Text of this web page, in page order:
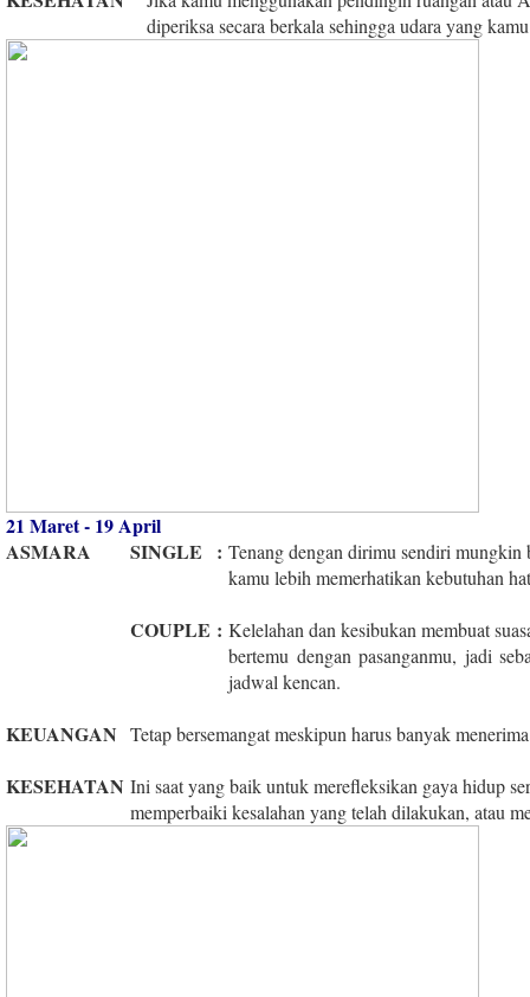
diperiksa secara berkala sehingga udara yang
21 Maret - 19 April
ASMARA
SINGLE : Tenang dengan dirimu sendiri mungkin
kamu lebih memerhatikan kebutuhan
COUPLE : Kelelahan dan kesibukan membuat
bertemu dengan pasanganmu, jadi
jadwal kencan.
KEUANGAN Tetap bersemangat meskipun harus banyak
KESEHATAN Ini saat yang baik untuk merefleksikan gaya hidup
memperbaiki kesalahan yang telah dilakukan, atau